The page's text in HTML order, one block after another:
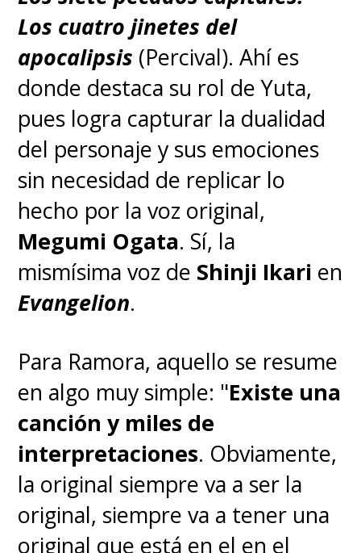
Los cuatro jinetes del
apocalipsis (Percival). Ahí es
donde destaca su rol de Yuta,
pues logra capturar la dualidad
del personaje y sus emociones
sin necesidad de replicar lo
hecho por la voz original,
Megumi Ogata. Sí, la
mismísima voz de Shinji Ikari en
Evangelion.
Para Ramora, aquello se resume
en algo muy simple: "Existe una
canción y miles de
interpretaciones. Obviamente,
la original siempre va a ser la
original, siempre va a tener una
original que está en el en el